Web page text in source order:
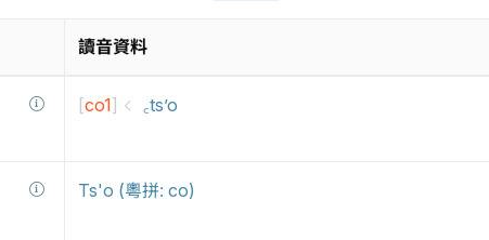
讀音資料
[co1] ꜀ts’o
Ts'o (粵拼: co)